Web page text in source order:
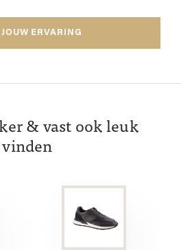
ERVARING
& vast ook leuk
vinden